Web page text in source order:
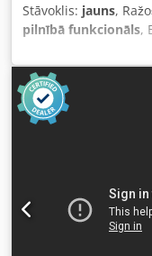
Stāvoklis: jauns,
pilnībā funkcionāls,
JAUNA IEKĀRTA!
piedziņa 5,2 kW 50-
sākuma atpazīšana
iekārtas: nāc-skati-
Pieejams uzreiz no